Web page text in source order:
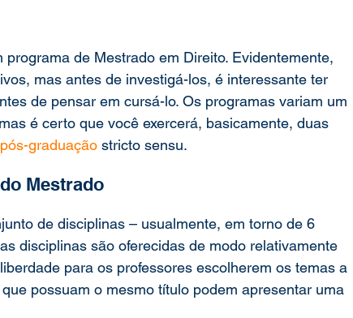
de Mestrado em Direito. Evidentemente,
mas antes de investigá-los, é interessante ter
de pensar em cursá-lo. Os programas variam um
é certo que você exercerá, basicamente, duas
graduação stricto sensu.
Mestrado
de disciplinas – usualmente, em torno de 6
disciplinas são oferecidas de modo relativamente
para os professores escolherem os temas a
possuam o mesmo título podem apresentar uma